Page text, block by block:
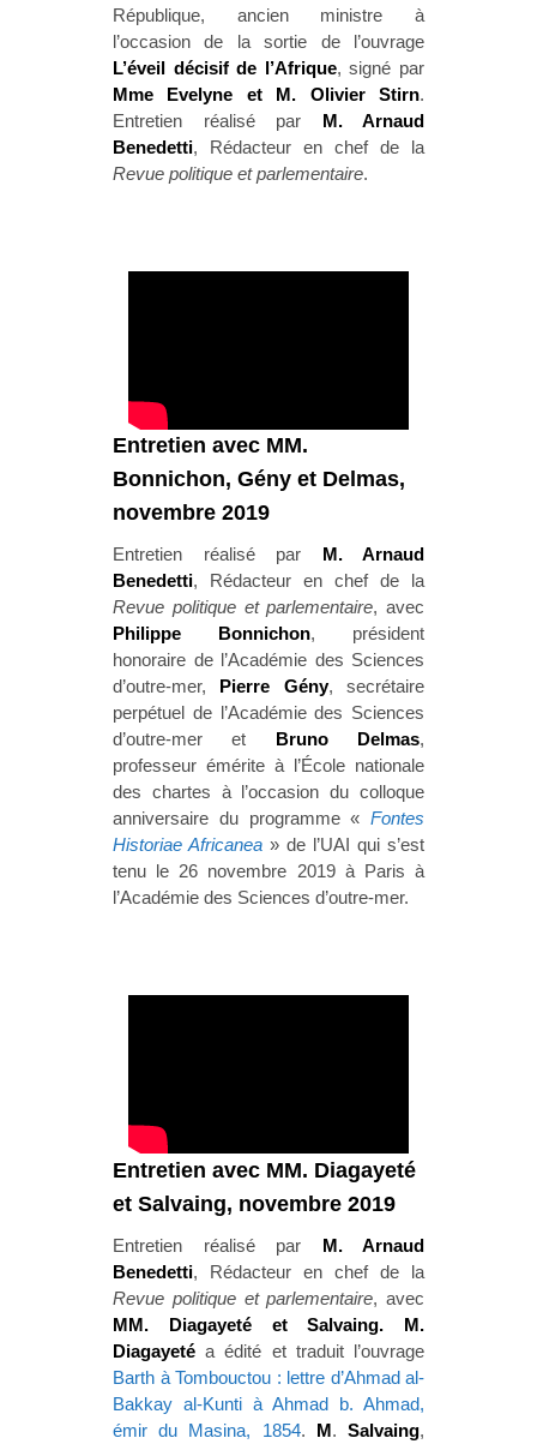
République, ancien ministre à
l’occasion de la sortie de l’ouvrage
L’éveil décisif de l’Afrique, signé par
Mme Evelyne et M. Olivier Stirn.
Entretien réalisé par M. Arnaud
Benedetti, Rédacteur en chef de la
Revue politique et parlementaire.
Entretien avec MM.
Bonnichon, Gény et Delmas,
novembre 2019
Entretien réalisé par M. Arnaud
Benedetti, Rédacteur en chef de la
Revue politique et parlementaire, avec
Philippe Bonnichon, président
honoraire de l’Académie des Sciences
d’outre-mer, Pierre Gény, secrétaire
perpétuel de l’Académie des Sciences
d’outre-mer et Bruno Delmas,
professeur émérite à l’École nationale
des chartes à l’occasion du colloque
anniversaire du programme « Fontes
Historiae Africanea » de l’UAI qui s’est
tenu le 26 novembre 2019 à Paris à
l’Académie des Sciences d’outre-mer.
Entretien avec MM. Diagayeté
et Salvaing, novembre 2019
Entretien réalisé par M. Arnaud
Benedetti, Rédacteur en chef de la
Revue politique et parlementaire, avec
MM. Diagayeté et Salvaing. M.
Diagayeté aédité et traduit l’ouvrage
Barth à Tombouctou : lettre d’Ahmad al-
Bakkay al-Kunti à Ahmad b. Ahmad,
émir du Masina, 1854. M.Salvaing,